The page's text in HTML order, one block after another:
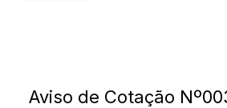
Aviso de Cotação